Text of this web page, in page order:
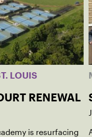
LOUIS
RENEWAL
is resurfacing